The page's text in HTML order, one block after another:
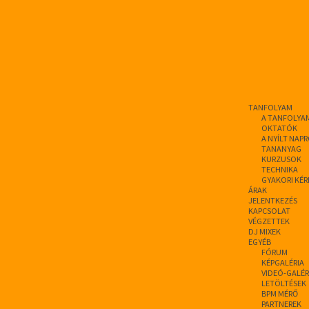
TANFOLYAM
A
OKTATÓK
A NYÍLT
TANANYAG
KURZUSOK
TECHNIKA
GYAKORI
ÁRAK
JELENTKEZÉS
KAPCSOLAT
VÉGZETTEK
DJ MIXEK
EGYÉB
FÓRUM
KÉPGALÉRIA
VIDEÓ-
LETÖLTÉSEK
BPM MÉRŐ
PARTNEREK